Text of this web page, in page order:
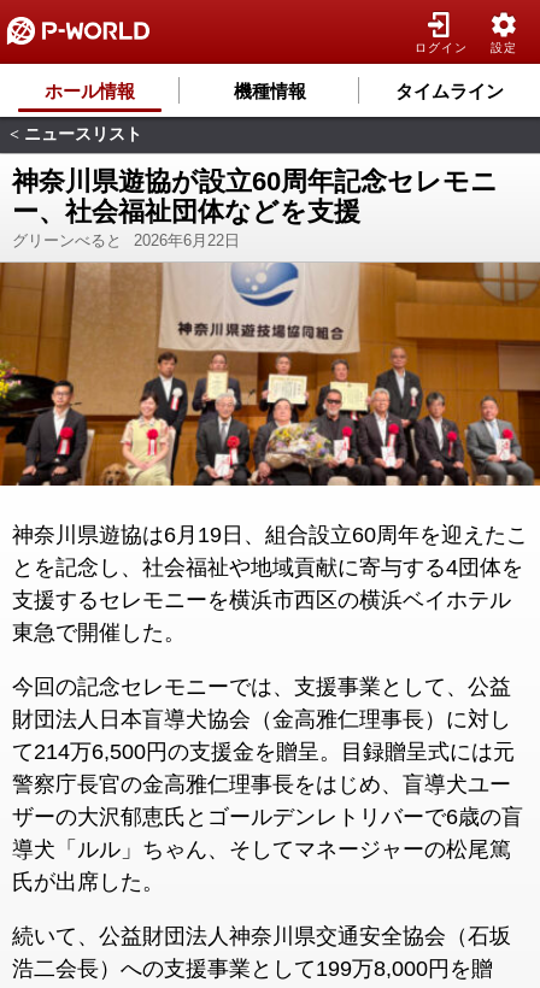
ログイン 設定
ホール情報 機種情報 タイムライン
< ニュースリスト
神奈川県遊協が設立60周年記念セレモニ
ー、社会福祉団体などを支援
グリーンべると 2026年6月22日
神奈川県遊協は6月19日、組合設立60周年を迎えたこ
とを記念し、社会福祉や地域貢献に寄与する4団体を
支援するセレモニーを横浜市西区の横浜ベイホテル
東急で開催した。
今回の記念セレモニーでは、支援事業として、公益
財団法人日本盲導犬協会（金高雅仁理事長）に対し
て214万6,500円の支援金を贈呈。目録贈呈式には元
警察庁長官の金高雅仁理事長をはじめ、盲導犬ユー
ザーの大沢郁恵氏とゴールデンレトリバーで6歳の盲
導犬「ルル」ちゃん、そしてマネージャーの松尾篤
氏が出席した。
続いて、公益財団法人神奈川県交通安全協会（石坂
浩二会長）への支援事業として199万8,000円を贈